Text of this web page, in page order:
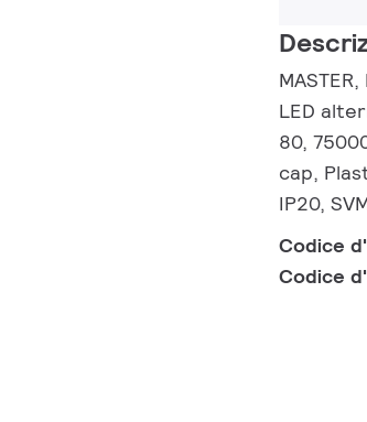
LED
80,
cap,
IP20,
Codice
Codice